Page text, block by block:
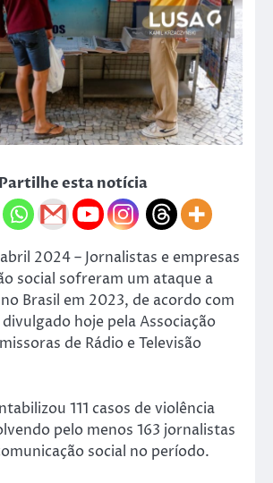
Partilhe esta notícia
2024 – Jornalistas e empresas
social sofreram um ataque a
Brasil em 2023, de acordo com
hoje pela Associação
de Rádio e Televisão
111 casos de violência
pelo menos 163 jornalistas
social no período.